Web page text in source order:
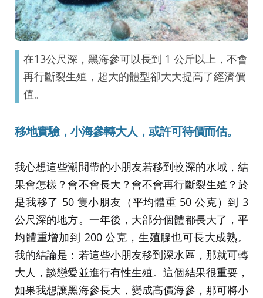
在13公尺深，黑海參可以長到 1 公斤以上，不會
再行斷裂生殖，超大的體型卻大大提高了經濟價
值。
移地實驗，小海參轉大人，或許可待價而估。
我心想這些潮間帶的小朋友若移到較深的水域，結
果會怎樣？會不會長大？會不會再行斷裂生殖？於
是我移了 50 隻小朋友（平均體重 50 公克）到 3
公尺深的地方。一年後，大部分個體都長大了，平
均體重增加到 200 公克，生殖腺也可長大成熟。
我的結論是：若這些小朋友移到深水區，那就可轉
大人，談戀愛並進行有性生殖。這個結果很重要，
如果我想讓黑海參長大，變成高價海參，那可將小